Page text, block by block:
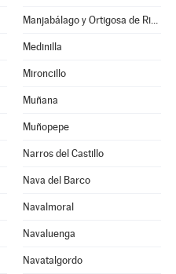
Manjabálago y Ortigosa de Rioalmar
Medinilla
Mironcillo
Muñana
Muñopepe
Narros del Castillo
Nava del Barco
Navalmoral
Navaluenga
Navatalgordo